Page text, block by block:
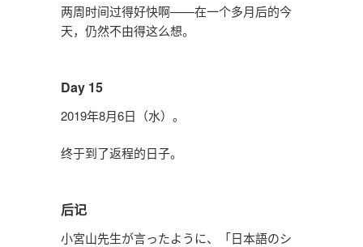
两周时间过得好快啊——在一个多月后的今
天，仍然不由得这么想。
Day 15
2019年8月6日（水）。
终于到了返程的日子。
后记
小宮山先生が言ったように、「日本語のシ